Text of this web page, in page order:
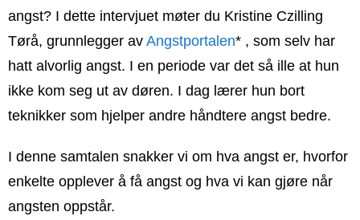
angst? I dette intervjuet møter du Kristine Czilling
Tørå, grunnlegger av Angstportalen* , som selv har
hatt alvorlig angst. I en periode var det så ille at hun
ikke kom seg ut av døren. I dag lærer hun bort
teknikker som hjelper andre håndtere angst bedre.
I denne samtalen snakker vi om hva angst er, hvorfor
enkelte opplever å få angst og hva vi kan gjøre når
angsten oppstår.